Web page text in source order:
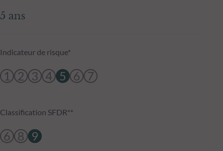
5 ans
Indicateur de risque*
1 2 3 4 5 6 7
Classification SFDR**
6 8 9